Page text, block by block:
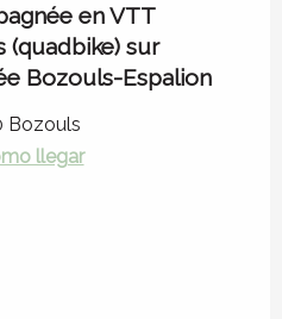
en VTT
(quadbike) sur
Bozouls-Espalion
Bozouls
llegar